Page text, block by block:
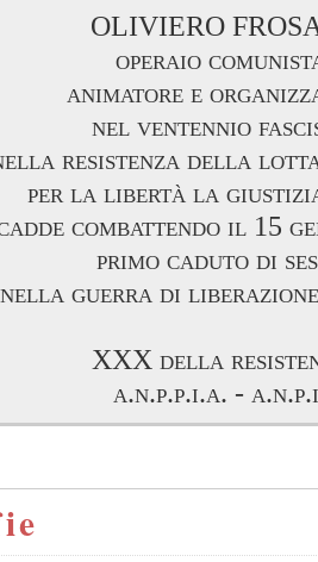
OLIVIERO
operaio
animatore e
nel ventennio
resistenza della
per la libertà la
combattendo il 15
primo caduto di
nella guerra di
XXX della
a.n.p.p.i.a. -